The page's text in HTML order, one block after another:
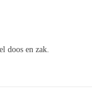
doos en zak.